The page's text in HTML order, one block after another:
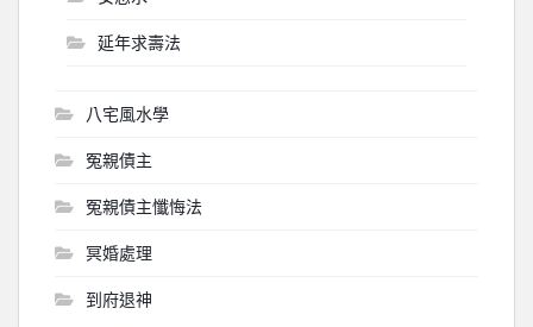
延年求壽法
八宅風水學
冤親債主
冤親債主懺悔法
冥婚處理
到府退神